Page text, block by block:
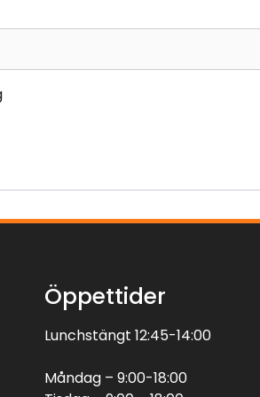
Öppettider
Lunchstängt 12:45-14:00
Måndag – 9:00-18:00